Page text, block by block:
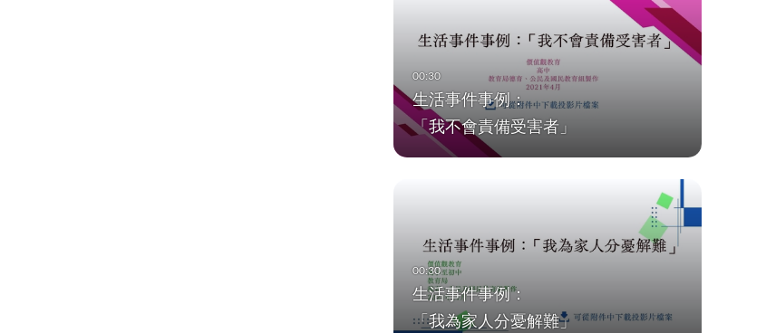
生活事件事例：
「我不會責備受害者」
生活事件事例：
「我為家人分憂解難」